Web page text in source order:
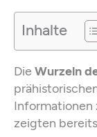
Inhalte
Die Wurzeln
Informationen
zeigten bereits